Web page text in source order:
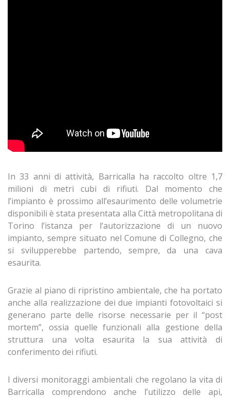
In 33 anni di attività, Barricalla ha raccolto oltre 1,7
milioni di metri cubi di rifiuti. Dal momento che
l’impianto è prossimo all’esaurimento delle volumetrie
disponibili è stata presentata alla Città metropolitana di
Torino l’istanza per l’autorizzazione di un nuovo
impianto, sempre situato nel Comune di Collegno, che
si svilupperebbe partendo, sempre, da una cava
esaurita.
Grazie al piano di ripristino ambientale, che ha portato
anche alla realizzazione dei due impianti fotovoltaici si
generano parte delle risorse necessarie per il “post
mortem”, ossia quelle funzionali alla gestione della
struttura una volta esaurita la sua attività di
conferimento dei rifiuti.
I diversi monitoraggi ambientali che regolano la vita di
Barricalla comprendono anche l’utilizzo delle api,